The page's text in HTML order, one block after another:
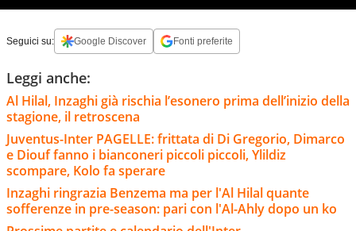
Seguici su: Google Discover Fonti preferite
Leggi anche:
Al Hilal, Inzaghi già rischia l’esonero prima dell’inizio della
stagione, il retroscena
Juventus-Inter PAGELLE: frittata di Di Gregorio, Dimarco
e Diouf fanno i bianconeri piccoli piccoli, Ylildiz
scompare, Kolo fa sperare
Inzaghi ringrazia Benzema ma per l'Al Hilal quante
sofferenze in pre-season: pari con l'Al-Ahly dopo un ko